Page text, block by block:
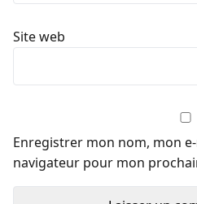
Site web
Enregistrer mon nom, mon
navigateur pour mon